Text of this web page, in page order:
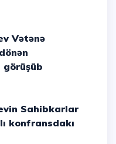
görüşüb
konfransdakı